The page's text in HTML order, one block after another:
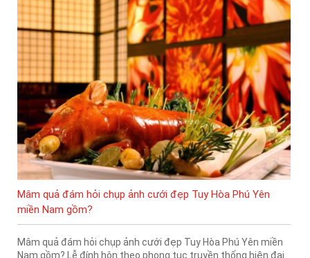
Mâm quả đám hỏi chụp ảnh cưới đẹp Tuy Hòa Phú Yên
miền Nam gồm?
Mâm quả đám hỏi chụp ảnh cưới đẹp Tuy Hòa Phú Yên miền
Nam gồm? Lễ đính hôn theo phong tục truyền thống hiện đại